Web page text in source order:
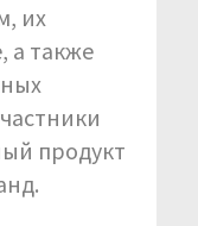
их
а также
продукт